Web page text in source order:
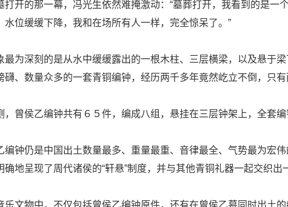
打开的那一幕，冯光生依然难掩激动：“墓葬打开，我看到的是一
水位缓缓下降，我和在场所有人一样，完全惊呆了。”
最为深刻的是从水中缓缓露出的一根木柱、三层横梁，以及悬于
礴、数量众多的一套青铜编钟，经历两千多年竟然屹立不倒，只有
，曾侯乙编钟共有６５件，编成八组，悬挂在三层钟架上，全套编
编钟仍是中国出土数量最多、重量最重、音律最全、气势最为宏
确地呈现了周代诸侯的“轩悬”制度，并与其他青铜礼器一起交织出
乐文物中，不仅包括曾侯乙编钟原件，还有在曾侯乙墓同时出土